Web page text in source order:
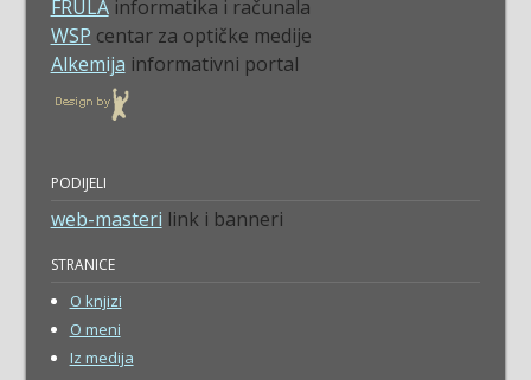
FRULAinformatika i računala
WSP centar za optičke medije
Alkemija informativni portal
PODIJELI
web-masteri link i banneri
STRANICE
O knjizi
O meni
Iz medija